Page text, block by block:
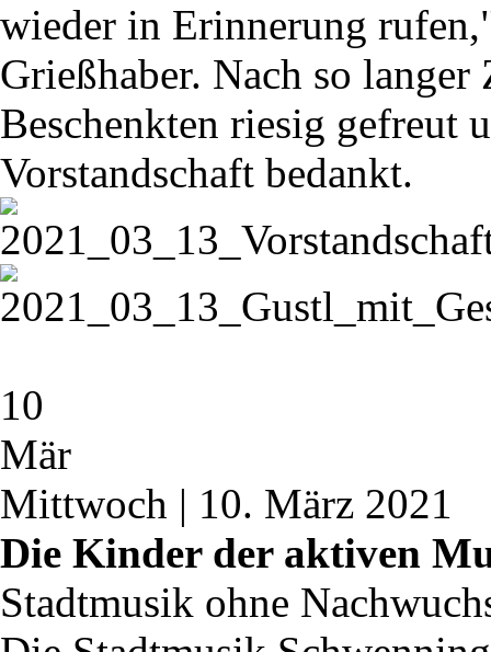
wieder in Erinnerung
Grießhaber. Nach so
Beschenkten riesig gefreut
Vorstandschaft bedankt.
10
Mär
Mittwoch | 10. März 2021
Die Kinder der aktiven
Stadtmusik ohne